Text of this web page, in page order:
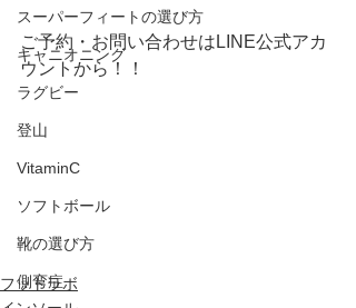
スーパーフィートの選び方
キャニオニング
ラグビー
登山
VitaminC
ソフトボール
靴の選び方
側弯症
ご予約・お問い合わせはLINE公式アカ
ウントから！！
フットラボ